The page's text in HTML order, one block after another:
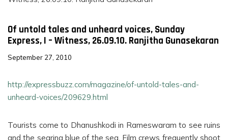
Of untold tales and unheard voices, Sunday
Express, I – Witness, 26.09.10. Ranjitha Gunasekaran
September 27, 2010
http://expressbuzz.com/magazine/of-untold-tales-and-
unheard-voices/209629.html
Tourists come to Dhanushkodi in Rameswaram to see ruins
and the searing blue of the sea. Film crews frequently shoot